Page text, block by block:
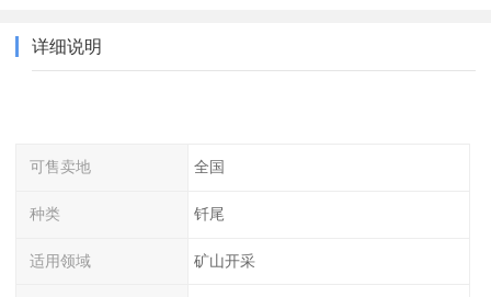
详细说明
可售卖地 全国
种类 钎尾
适用领域 矿山开采